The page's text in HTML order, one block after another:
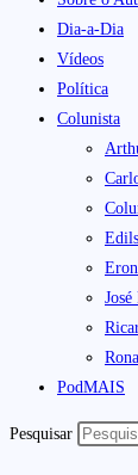
Dia-a-Dia
Vídeos
Política
Colunista
PodMAIS
Pesquisar